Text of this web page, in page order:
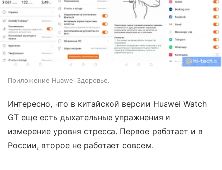
Приложение Huawei Здоровье.
Интересно, что в китайской версии Huawei Watch
GT еще есть дыхательные упражнения и
измерение уровня стресса. Первое работает и в
России, второе не работает совсем.